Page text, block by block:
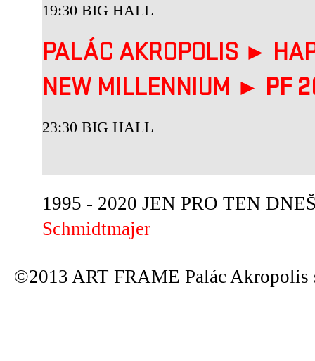
19:30 BIG HALL
PALÁC AKROPOLIS ►
NEW MILLENNIUM ► PF
23:30 BIG HALL
1995 - 2020 JEN PRO TEN
Schmidtmajer
©2013 ART FRAME Palác Akropolis